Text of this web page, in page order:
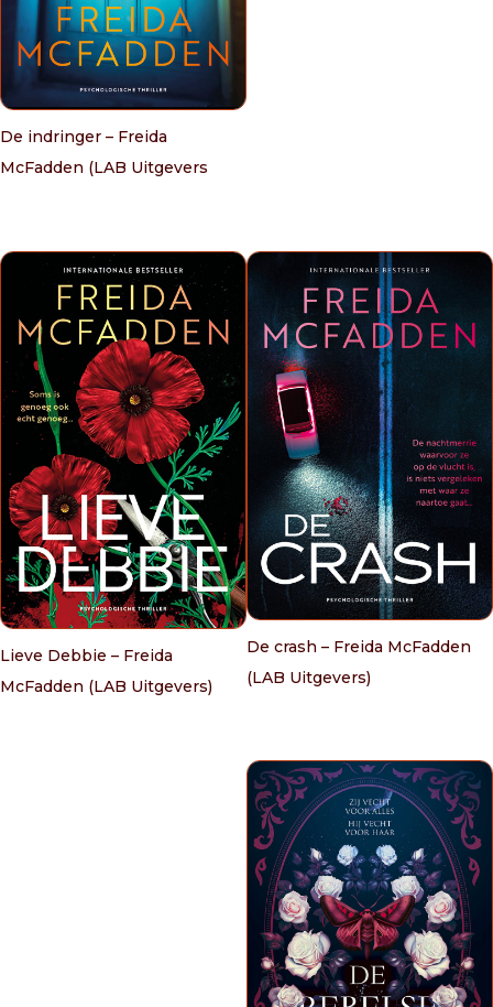
De indringer – Freida
McFadden (LAB Uitgevers
Lieve Debbie – Freida
McFadden (LAB Uitgevers)
De crash – Freida McFadden
(LAB Uitgevers)